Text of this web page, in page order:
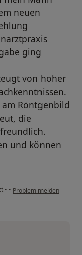
neuen
ging
von hoher
Röntgenbild
die
und können
• • Problem melden